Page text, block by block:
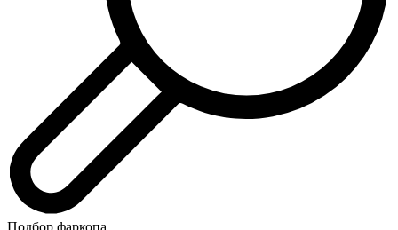
Подбор фаркопа